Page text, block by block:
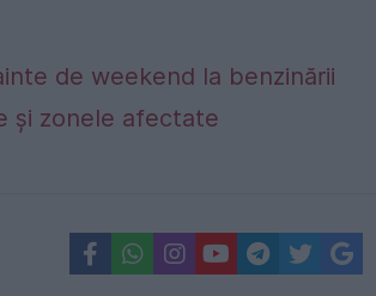
de weekend la benzinării
și zonele afectate